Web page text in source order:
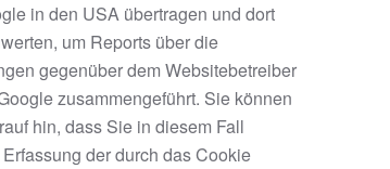
in den USA übertragen und dort
um Reports über die
gegenüber dem Websitebetreiber
zusammengeführt. Sie können
hin, dass Sie in diesem Fall
der durch das Cookie